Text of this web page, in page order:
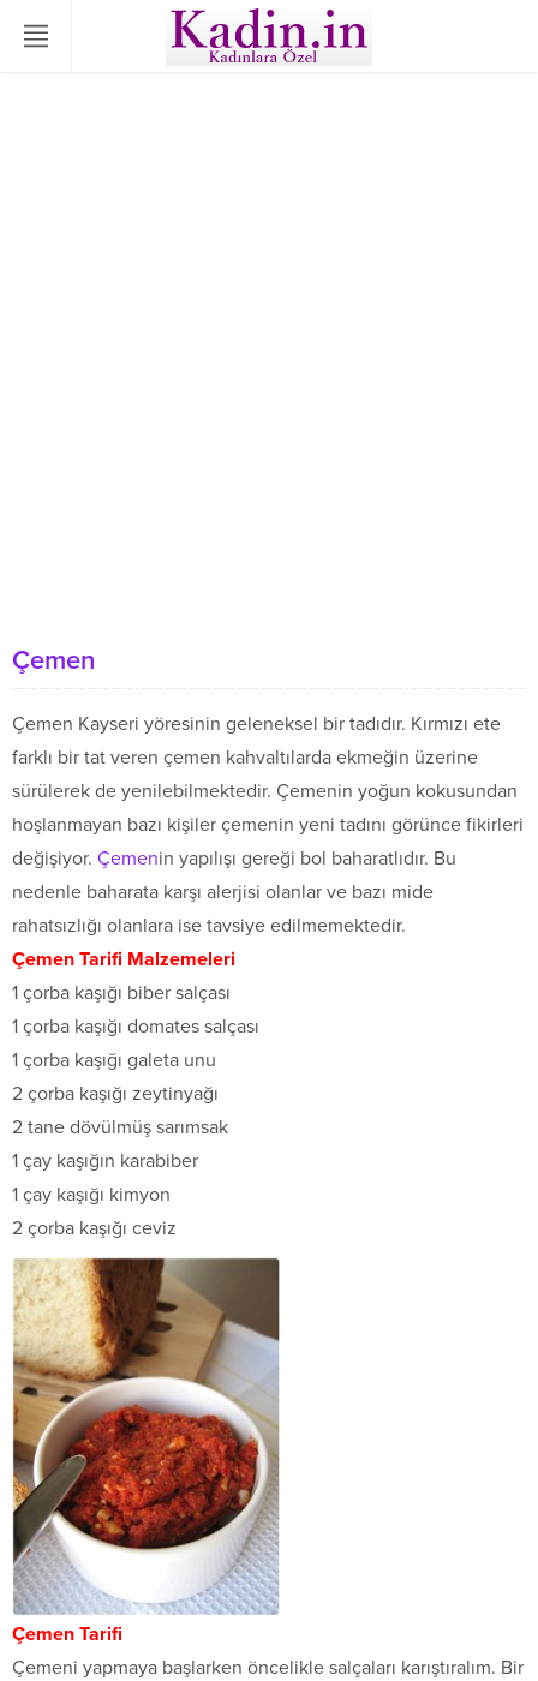
Çemen
Çemen Kayseri yöresinin geleneksel bir tadıdır. Kırmızı ete
farklı bir tat veren çemen kahvaltılarda ekmeğin üzerine
sürülerek de yenilebilmektedir. Çemenin yoğun kokusundan
hoşlanmayan bazı kişiler çemenin yeni tadını görünce fikirleri
değişiyor. Çemenin yapılışı gereği bol baharatlıdır. Bu
nedenle baharata karşı alerjisi olanlar ve bazı mide
rahatsızlığı olanlara ise tavsiye edilmemektedir.
Çemen Tarifi Malzemeleri
1 çorba kaşığı biber salçası
1 çorba kaşığı domates salçası
1 çorba kaşığı galeta unu
2 çorba kaşığı zeytinyağı
2 tane dövülmüş sarımsak
1 çay kaşığın karabiber
1 çay kaşığı kimyon
2 çorba kaşığı ceviz
Çemen Tarifi
Çemeni yapmaya başlarken öncelikle salçaları karıştıralım. Bir